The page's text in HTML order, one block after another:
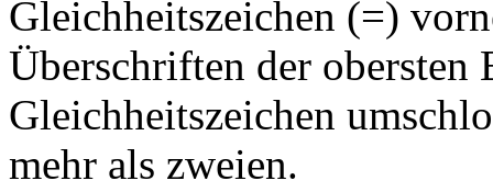
Gleichheitszeichen (=)
Überschriften der obersten
Gleichheitszeichen
mehr als zweien.